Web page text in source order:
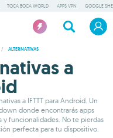
TOCA BOCA WORLD APPS VPN GOOGLE
/ ALTERNATIVAS
a
a IFTTT para Android. Un
donde encontrarás apps
y funcionalidades. No te pierdas
perfecta para tu dispositivo.